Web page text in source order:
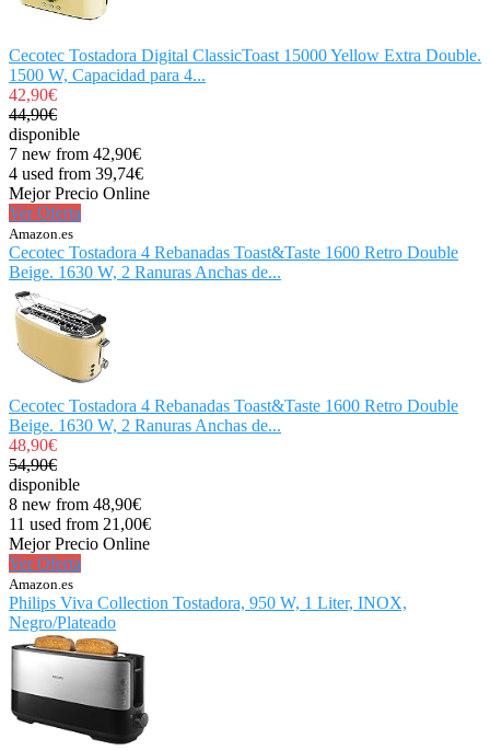
Cecotec Tostadora Digital ClassicToast 15000 Yellow Extra Double.
1500 W, Capacidad para 4...
42,90€
44,90€
disponible
7 new from 42,90€
4 used from 39,74€
Mejor Precio Online
Ver Oferta
Amazon.es
Cecotec Tostadora 4 Rebanadas Toast&Taste 1600 Retro Double
Beige. 1630 W, 2 Ranuras Anchas de...
Cecotec Tostadora 4 Rebanadas Toast&Taste 1600 Retro Double
Beige. 1630 W, 2 Ranuras Anchas de...
48,90€
54,90€
disponible
8 new from 48,90€
11 used from 21,00€
Mejor Precio Online
Ver Oferta
Amazon.es
Philips Viva Collection Tostadora, 950 W, 1 Liter, INOX,
Negro/Plateado